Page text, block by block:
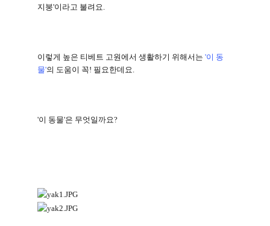
지붕'이라고 불려요.
이렇게 높은 티베트 고원에서 생활하기 위해서는'이 동
물'의 도움이 꼭! 필요한데요.
'이 동물'은 무엇일까요?